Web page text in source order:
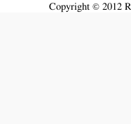
Copyright © 2012